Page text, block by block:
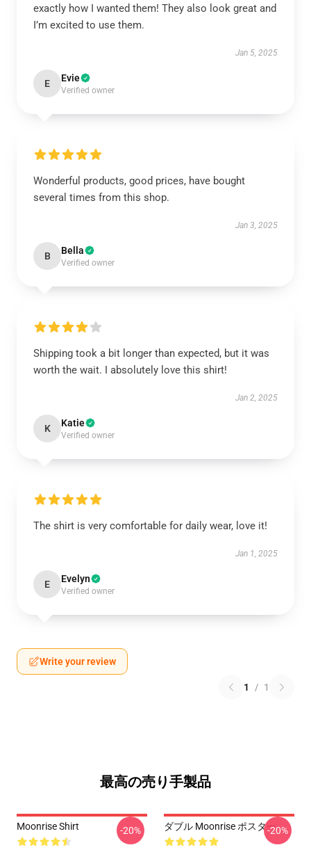
exactly how I wanted them! They also look great and
I’m excited to use them.
Jan 5, 2025
E Evie
Verified owner
Wonderful products, good prices, have bought
several times from this shop.
Jan 3, 2025
B Bella
Verified owner
Shipping took a bit longer than expected, but it was
worth the wait. I absolutely love this shirt!
Jan 2, 2025
K Katie
Verified owner
The shirt is very comfortable for daily wear, love it!
Jan 1, 2025
E Evelyn
Verified owner
Write your review
1 / 1
最高の売り手製品
Moonrise Shirt -20% ダブル Moonrise ポスター-20%